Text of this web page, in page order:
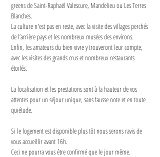
greens de Saint-Raphaël Valescure, Mandelieu ou Les Terres
Blanches.
La culture n'est pas en reste, avec la visite des villages perchés
de l’arrière pays et les nombreux musées des environs.
Enfin, les amateurs du bien vivre y trouveront leur compte,
avec les visites des grands crus et nombreux restaurants
étoilés.
La localisation et les prestations sont à la hauteur de vos
attentes pour un séjour unique, sans fausse note et en toute
quiétude.
Si le logement est disponible plus tôt nous serons ravis de
vous accueillir avant 16h.
Ceci ne pourra vous être confirmé que le jour même.